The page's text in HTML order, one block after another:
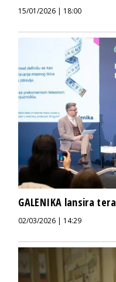
15/01/2026 | 18:00
GALENIKA lansira
02/03/2026 | 14:29